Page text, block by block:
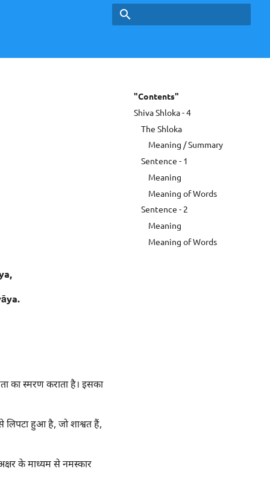
"Contents"
Shiva Shloka - 4
The Shloka
Meaning / Summary
Sentence - 1
Meaning
Meaning of Words
Sentence - 2
Meaning
Meaning of Words
का स्मरण कराता है। इसका
लिपटा हुआ है, जो शाश्वत हैं,
के माध्यम से नमस्कार